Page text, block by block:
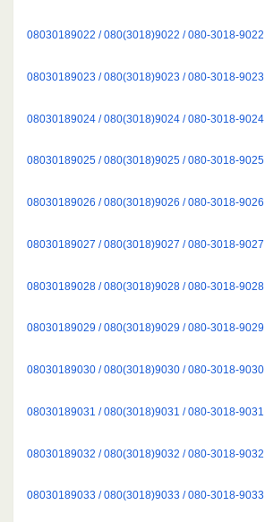
08030189022 / 080(3018)9022 / 080-3018-9022
08030189023 / 080(3018)9023 / 080-3018-9023
08030189024 / 080(3018)9024 / 080-3018-9024
08030189025 / 080(3018)9025 / 080-3018-9025
08030189026 / 080(3018)9026 / 080-3018-9026
08030189027 / 080(3018)9027 / 080-3018-9027
08030189028 / 080(3018)9028 / 080-3018-9028
08030189029 / 080(3018)9029 / 080-3018-9029
08030189030 / 080(3018)9030 / 080-3018-9030
08030189031 / 080(3018)9031 / 080-3018-9031
08030189032 / 080(3018)9032 / 080-3018-9032
08030189033 / 080(3018)9033 / 080-3018-9033